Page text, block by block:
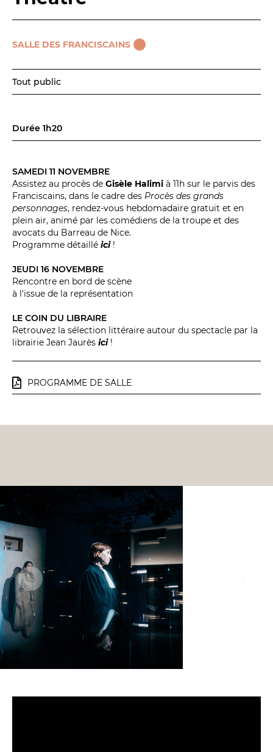
SALLE DES FRANCISCAINS
Tout public
Durée 1h20
SAMEDI 11 NOVEMBRE
Assistez au procès de Gisèle Halimi à 11h sur le parvis des
Franciscains, dans le cadre des Procès des grands
personnages, rendez-vous hebdomadaire gratuit et en
plein air, animé par les comédiens de la troupe et des
avocats du Barreau de Nice.
Programme détaillé ici!
JEUDI 16 NOVEMBRE
Rencontre en bord de scène
à l'issue de la représentation
LE COIN DU LIBRAIRE
Retrouvez la sélection littéraire autour du spectacle par la
librairie Jean Jaurès ici!
PROGRAMME DE SALLE